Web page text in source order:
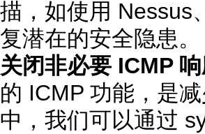
描，如使用 Nessus
复潜在的安全隐患。
关闭非必要 ICMP
的 ICMP 功能，是
中，我们可以通过